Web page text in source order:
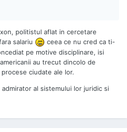
politistul aflat in cercetare
salariu
ceea ce nu cred ca ti-
pe motive disciplinare, isi
au trecut dincolo de
ciudate ale lor.
al sistemului lor juridic si